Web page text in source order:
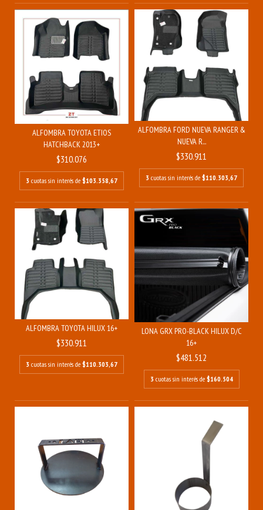
ALFOMBRA TOYOTA ETIOS
HATCHBACK 2013+
$310.076
3 cuotas sin interés de $103.358,67
ALFOMBRA FORD NUEVA RANGER &
NUEVA R...
$330.911
3 cuotas sin interés de $110.303,67
ALFOMBRA TOYOTA HILUX 16+
$330.911
3 cuotas sin interés de $110.303,67
LONA GRX PRO-BLACK HILUX D/C
16+
$481.512
3 cuotas sin interés de $160.504